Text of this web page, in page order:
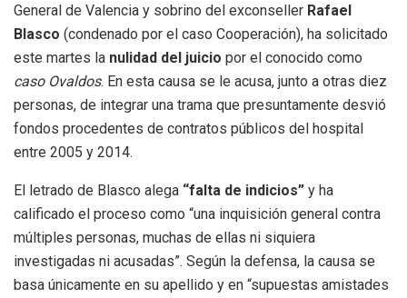
General de Valencia y sobrino del exconseller Rafael
Blasco (condenado por el caso Cooperación), ha solicitado
este martes la nulidad del juicio por el conocido como
caso Ovaldos. En esta causa se le acusa, junto a otras diez
personas, de integrar una trama que presuntamente desvió
fondos procedentes de contratos públicos del hospital
entre 2005 y 2014.
El letrado de Blasco alega “falta de indicios” y ha
calificado el proceso como “una inquisición general contra
múltiples personas, muchas de ellas ni siquiera
investigadas ni acusadas”. Según la defensa, la causa se
basa únicamente en su apellido y en “supuestas amistades